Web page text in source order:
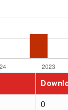
0